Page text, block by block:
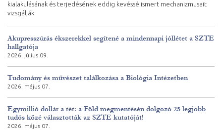
kialakulásának és terjedésének eddig kevéssé ismert mechanizmusait
vizsgálják.
Akupresszúrás ékszerekkel segítené a mindennapi jóllétet a SZTE
hallgatója
2026. július 09.
Tudomány és művészet találkozása a Biológia Intézetben
2026. május 07.
Egymillió dollár a tét: a Föld megmentésén dolgozó 25 legjobb
tudós közé választották az SZTE kutatóját!
2026. május 07.